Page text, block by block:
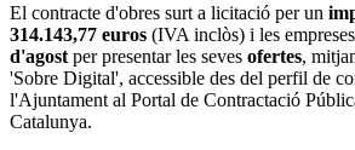
El contracte d'obres surt a licitació per un
314.143,77 euros (IVA inclòs) i les
d'agost per presentar les seves ofertes,
'Sobre Digital', accessible des del perfil de
l'Ajuntament al Portal de Contractació
Catalunya.